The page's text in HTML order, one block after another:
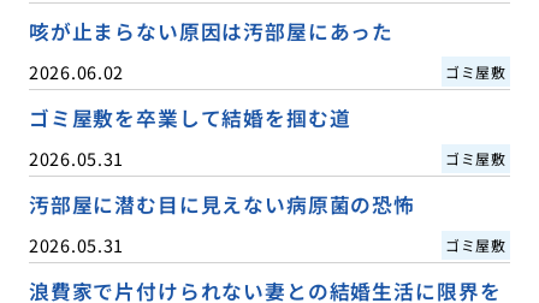
咳が止まらない原因は汚部屋にあった
2026.06.02 ゴミ屋敷
ゴミ屋敷を卒業して結婚を掴む道
2026.05.31 ゴミ屋敷
汚部屋に潜む目に見えない病原菌の恐怖
2026.05.31 ゴミ屋敷
浪費家で片付けられない妻との結婚生活に限界を